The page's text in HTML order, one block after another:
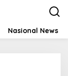
Nasional News